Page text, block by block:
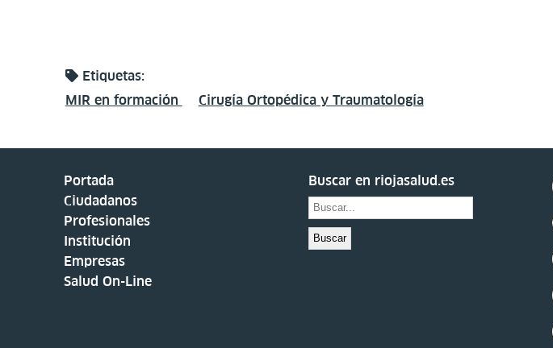
Etiquetas:
MIR en formación
Cirugía Ortopédica y Traumatología
Portada
Ciudadanos
Profesionales
Institución
Empresas
Salud On-Line
Buscar en riojasalud.es
Buscar